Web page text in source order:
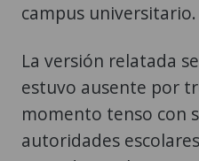
campus universitario.
La versión relatada
estuvo ausente por
momento tenso con
autoridades